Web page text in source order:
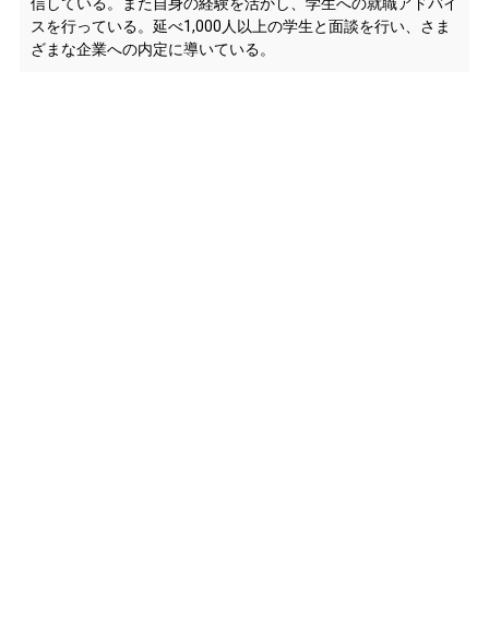
スを行っている。延べ1,000人以上の学生と面談を行い、さま
ざまな企業への内定に導いている。